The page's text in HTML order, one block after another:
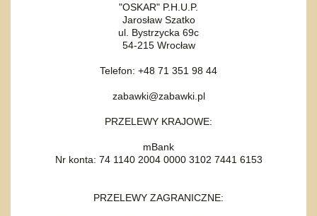
"OSKAR" P.H.U.P.
Jarosław Szatko
ul. Bystrzycka 69c
54-215 Wrocław
Telefon: +48 71 351 98 44
zabawki@zabawki.pl
PRZELEWY KRAJOWE:
mBank
Nr konta: 74 1140 2004 0000 3102 7441 6153
PRZELEWY ZAGRANICZNE: